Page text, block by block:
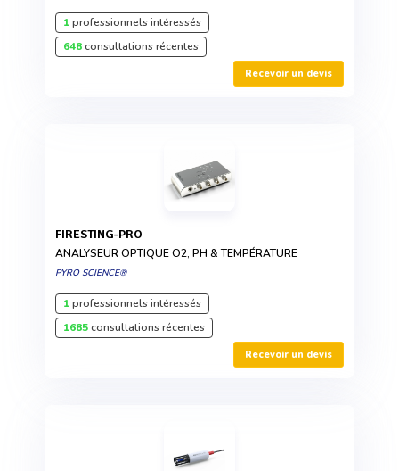
1professionnels intéressés
648consultations récentes
Recevoir un devis
FIRESTING-PRO
ANALYSEUR OPTIQUE O2, PH & TEMPÉRATURE
PYRO SCIENCE®
1professionnels intéressés
1685consultations récentes
Recevoir un devis